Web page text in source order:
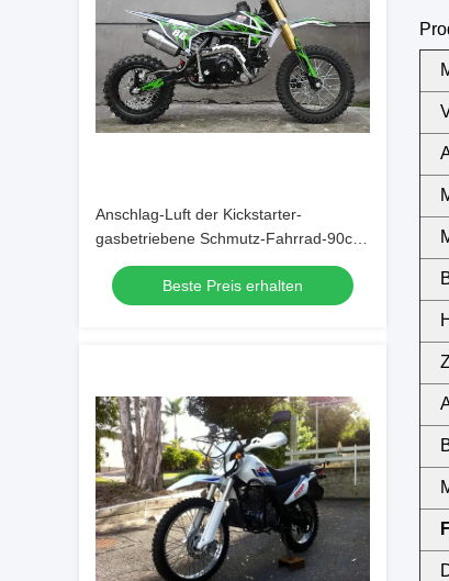
Anschlag-Luft der Kickstarter-
gasbetriebene Schmutz-Fahrrad-90cc
4 abgekühlt
Beste Preis erhalten